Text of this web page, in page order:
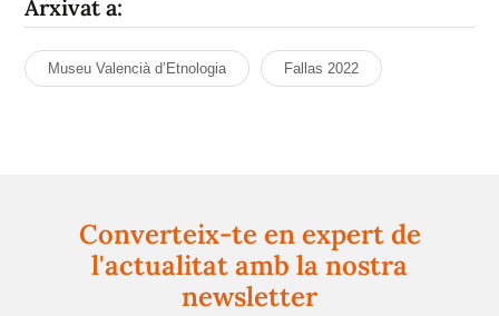
Arxivat a:
Museu Valencià d’Etnologia Fallas 2022
Converteix-te en expert de
l'actualitat amb la nostra
newsletter